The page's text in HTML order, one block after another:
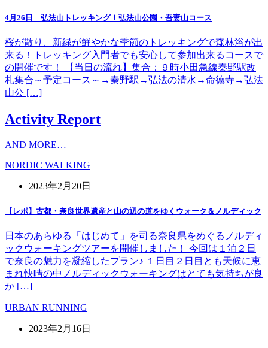
4月26日 弘法山トレッキング！弘法山公園・吾妻山コース
桜が散り、新緑が鮮やかな季節のトレッキングで森林浴が出
来る！トレッキング入門者でも安心して参加出来るコースで
の開催です！ 【当日の流れ】集合：９時小田急線秦野駅改
札集合～予定コース～→秦野駅→弘法の清水→命徳寺→弘法
山公 […]
Activity Report
AND MORE…
NORDIC WALKING
2023年2月20日
【レポ】古都・奈良世界遺産と山の辺の道をゆくウォーク＆ノルディック
日本のあらゆる「はじめて」を司る奈良県をめぐるノルディ
ックウォーキングツアーを開催しました！ 今回は１泊２日
で奈良の魅力を凝縮したプラン♪ １日目２日目とも天候に恵
まれ快晴の中ノルディックウォーキングはとても気持ちが良
か […]
URBAN RUNNING
2023年2月16日